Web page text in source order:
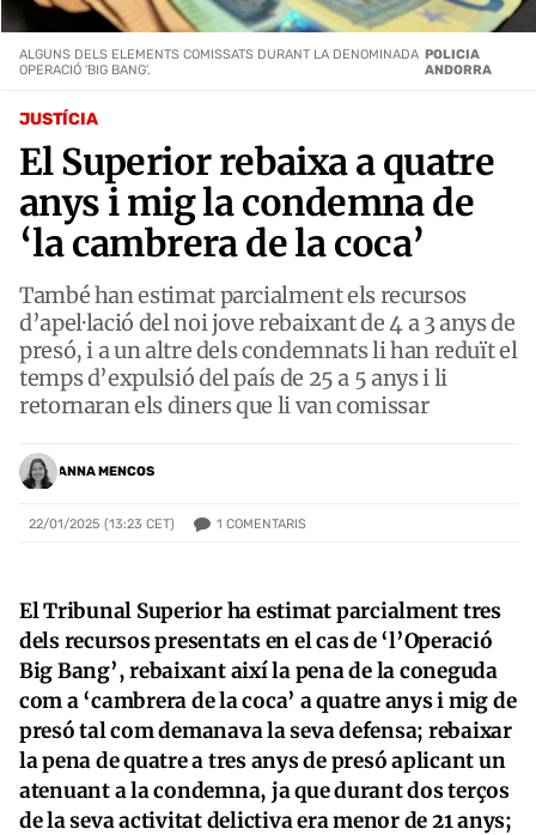
JUSTÍCIA
El Superior rebaixa a quatre
anys i mig la condemna de
‘la cambrera de la coca’
També han estimat parcialment els recursos
d’apel·lació del noi jove rebaixant de 4 a 3 anys de
presó, i a un altre dels condemnats li han reduït el
temps d’expulsió del país de 25 a 5 anys i li
retornaran els diners que li van comissar
ANNA MENCOS
22/01/2025 (13:23 CET) 1 COMENTARIS
ALGUNS DELS ELEMENTS COMISSATS DURANT LA DENOMINADA
OPERACIÓ 'BIG BANG'.
POLICIA
ANDORRA
El Tribunal Superior ha estimat parcialment tres
dels recursos presentats en el cas de ‘l’Operació
Big Bang’, rebaixant així la pena de la coneguda
com a ‘cambrera de la coca’ a quatre anys i mig de
presó tal com demanava la seva defensa; rebaixar
la pena de quatre a tres anys de presó aplicant un
atenuant a la condemna, ja que durant dos terços
de la seva activitat delictiva era menor de 21 anys;